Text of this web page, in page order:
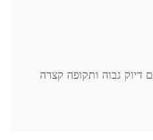
דיוק גבוה ותקופה קצרה